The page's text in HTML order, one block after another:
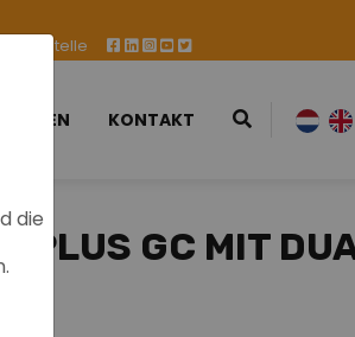
die
MESSEN KONTAKT
GC MIT